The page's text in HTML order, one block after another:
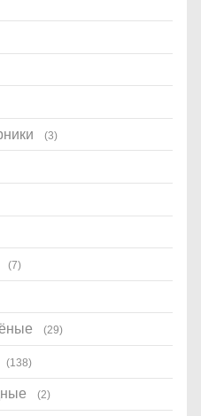
(3)
(7)
(29)
(138)
(2)